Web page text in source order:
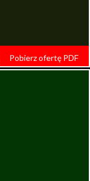
Pobierz ofertę PDF